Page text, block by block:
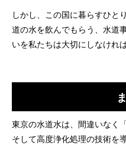
しかし、この国に暮らすひと
道の水を飲んでもらう、水道
いを私たちは大切にしなけれ
東京の水道水は、間違いなく
そして高度浄化処理の技術を